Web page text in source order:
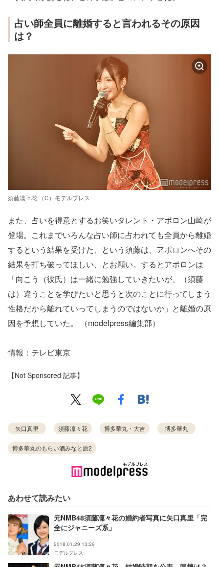
占い師全員に離婚すると言われるその原因
は？
須藤凜々花 （C）モデルプレス
また、占いを得意とするお笑いタレント・アポロン山崎が
登場。これまでいろんな占い師に占われても全員から離婚
するという結果を受けた、という須藤は、アポロンへその
結果を打ち破ってほしい、とお願い。するとアポロンは
「向こう（彼氏）は一緒に勉強していきたいが、（須藤
は）違うことを学びたいと思うと次のことに行ってしまう
性格だから離れていってしまうのではないか」と離婚の原
因を予想していた。 （modelpress編集部）
情報：テレビ東京
【Not Sponsored 記事】
矢口真里 須藤凜々花 博多華丸・大吉 博多華丸
博多華丸のもらい酒みなと旅2
あわせて読みたい
元NMB48須藤凜々花の婚約者写真に矢口真里「完
全にジャニーズ系」
2018.01.29 13:29
モデルプレス